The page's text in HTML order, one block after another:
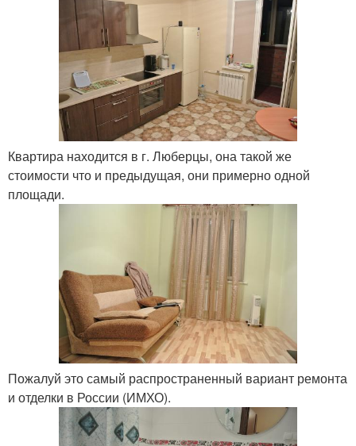
Квартира находится в г. Люберцы, она такой же
стоимости что и предыдущая, они примерно одной
площади.
Пожалуй это самый распространенный вариант ремонта
и отделки в России (ИМХО).